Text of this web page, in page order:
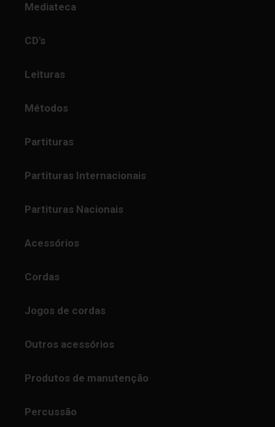
Mediateca
CD's
Leituras
Métodos
Partituras
Partituras Internacionais
Partituras Nacionais
Acessórios
Cordas
Jogos de cordas
Outros acessórios
Produtos de manutenção
Percussão